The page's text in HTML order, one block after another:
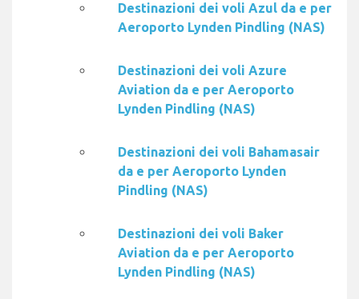
Destinazioni dei voli Azul da e per
Aeroporto Lynden Pindling (NAS)
Destinazioni dei voli Azure
Aviation da e per Aeroporto
Lynden Pindling (NAS)
Destinazioni dei voli Bahamasair
da e per Aeroporto Lynden
Pindling (NAS)
Destinazioni dei voli Baker
Aviation da e per Aeroporto
Lynden Pindling (NAS)